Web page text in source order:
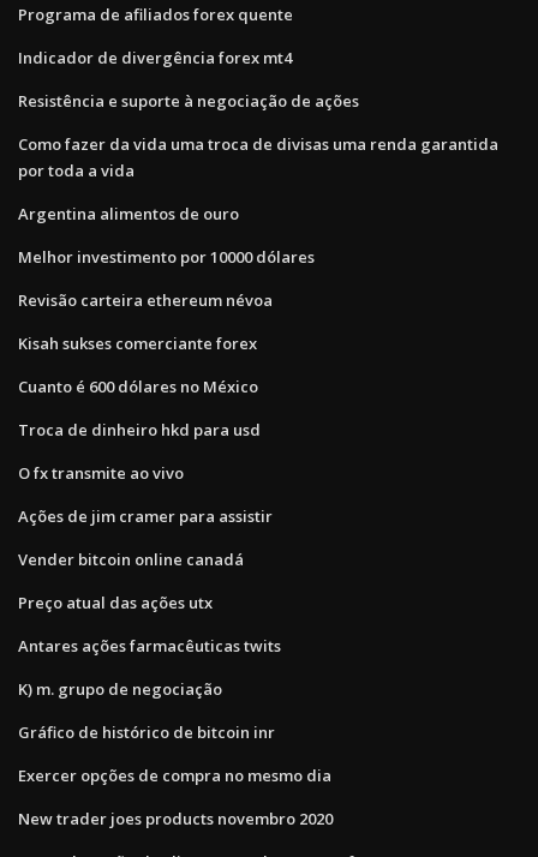
Programa de afiliados forex quente
Indicador de divergência forex mt4
Resistência e suporte à negociação de ações
Como fazer da vida uma troca de divisas uma renda garantida
por toda a vida
Argentina alimentos de ouro
Melhor investimento por 10000 dólares
Revisão carteira ethereum névoa
Kisah sukses comerciante forex
Cuanto é 600 dólares no México
Troca de dinheiro hkd para usd
O fx transmite ao vivo
Ações de jim cramer para assistir
Vender bitcoin online canadá
Preço atual das ações utx
Antares ações farmacêuticas twits
K) m. grupo de negociação
Gráfico de histórico de bitcoin inr
Exercer opções de compra no mesmo dia
New trader joes products novembro 2020